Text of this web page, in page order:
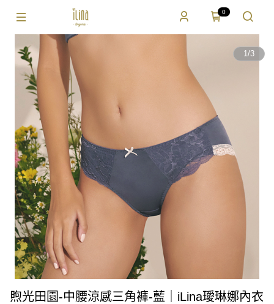
0
1/3
煦光田園-中腰涼感三角褲-藍｜iLina璦琳娜內衣